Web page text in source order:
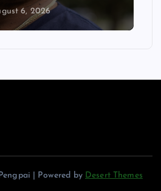
6, 2026
| Powered by Desert Themes